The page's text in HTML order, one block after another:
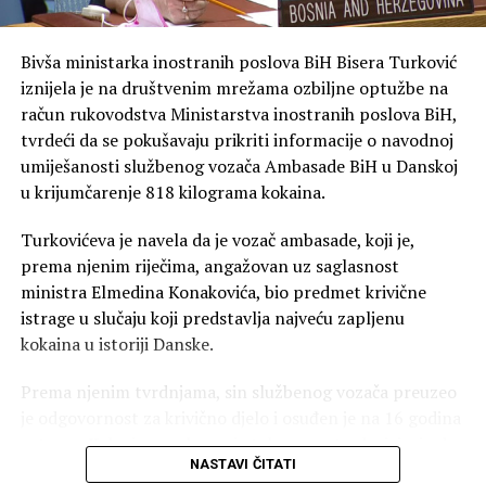
Bivša ministarka inostranih poslova BiH Bisera Turković
iznijela je na društvenim mrežama ozbiljne optužbe na
račun rukovodstva Ministarstva inostranih poslova BiH,
tvrdeći da se pokušavaju prikriti informacije o navodnoj
umiješanosti službenog vozača Ambasade BiH u Danskoj
u krijumčarenje 818 kilograma kokaina.
Turkovićeva je navela da je vozač ambasade, koji je,
prema njenim riječima, angažovan uz saglasnost
ministra Elmedina Konakovića, bio predmet krivične
istrage u slučaju koji predstavlja najveću zapljenu
kokaina u istoriji Danske.
Prema njenim tvrdnjama, sin službenog vozača preuzeo
zatvora. Kako je navela, on je tokom postupka izjavio da
mu je otac pomagao tako što ga je prevozio, donosio
NASTAVI ČITATI